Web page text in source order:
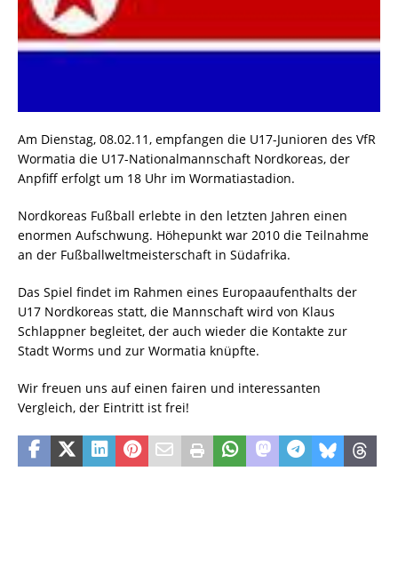
Am Dienstag, 08.02.11, empfangen die U17-Junioren des VfR
Wormatia die U17-Nationalmannschaft Nordkoreas, der
Anpfiff erfolgt um 18 Uhr im Wormatiastadion.
Nordkoreas Fußball erlebte in den letzten Jahren einen
enormen Aufschwung. Höhepunkt war 2010 die Teilnahme
an der Fußballweltmeisterschaft in Südafrika.
Das Spiel findet im Rahmen eines Europaaufenthalts der
U17 Nordkoreas statt, die Mannschaft wird von Klaus
Schlappner begleitet, der auch wieder die Kontakte zur
Stadt Worms und zur Wormatia knüpfte.
Wir freuen uns auf einen fairen und interessanten
Vergleich, der Eintritt ist frei!